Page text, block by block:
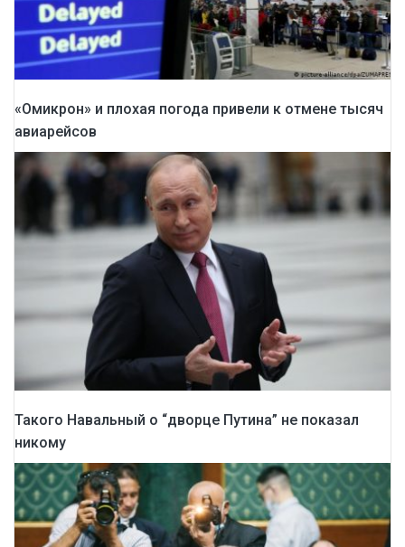
«Омикрон» и плохая погода привели к отмене тысяч
авиарейсов
Такого Навальный о “дворце Путина” не показал
никому